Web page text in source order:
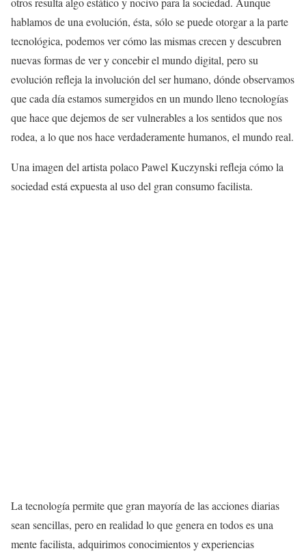
hablamos de una evolución, ésta, sólo se puede otorgar a la parte
tecnológica, podemos ver cómo las mismas crecen y descubren
nuevas formas de ver y concebir el mundo digital, pero su
evolución refleja la involución del ser humano, dónde observamos
que cada día estamos sumergidos en un mundo lleno tecnologías
que hace que dejemos de ser vulnerables a los sentidos que nos
rodea, a lo que nos hace verdaderamente humanos, el mundo real.
Una imagen del artista polaco Pawel Kuczynski refleja cómo la
sociedad está expuesta al uso del gran consumo facilista.
La tecnología permite que gran mayoría de las acciones diarias
sean sencillas, pero en realidad lo que genera en todos es una
mente facilista, adquirimos conocimientos y experiencias